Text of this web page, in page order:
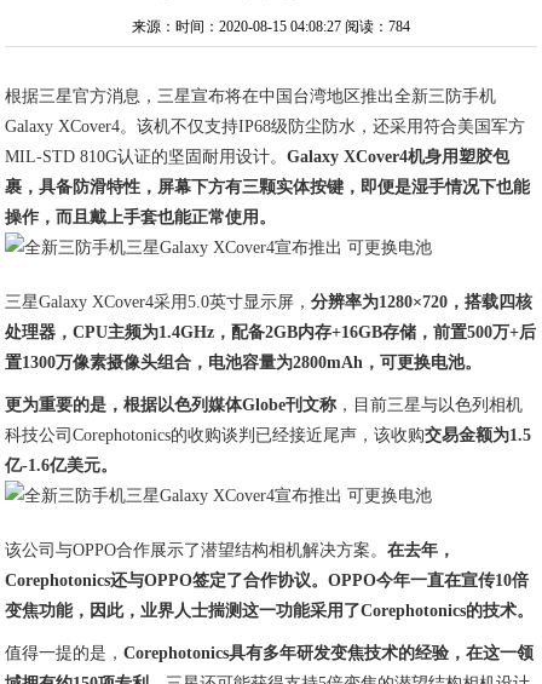
来源：时间：2020-08-15 04:08:27 阅读：784
根据三星官方消息，三星宣布将在中国台湾地区推出全新三防手机
Galaxy XCover4。该机不仅支持IP68级防尘防水，还采用符合美国军方
MIL-STD 810G认证的坚固耐用设计。Galaxy XCover4机身用塑胶包
裹，具备防滑特性，屏幕下方有三颗实体按键，即便是湿手情况下也能
操作，而且戴上手套也能正常使用。
三星Galaxy XCover4采用5.0英寸显示屏，分辨率为1280×720，搭载四核
处理器，CPU主频为1.4GHz，配备2GB内存+16GB存储，前置500万+后
置1300万像素摄像头组合，电池容量为2800mAh，可更换电池。
更为重要的是，根据以色列媒体Globe刊文称 ，目前三星与以色列相机
科技公司Corephotonics的收购谈判已经接近尾声，该收购交易金额为1.5
亿-1.6亿美元。
该公司与OPPO合作展示了潜望结构相机解决方案。在去年，
Corephotonics还与OPPO签定了合作协议。OPPO今年一直在宣传10倍
变焦功能，因此，业界人士揣测这一功能采用了Corephotonics的技术。
值得一提的是，Corephotonics具有多年研发变焦技术的经验，在这一领